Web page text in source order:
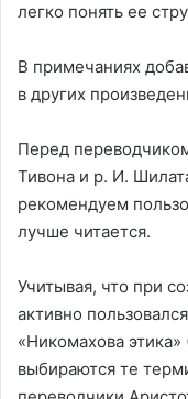
легко понять ее
В примечаниях
в других
Перед
Тивона и р. И.
рекомендуем
лучше читается.
Учитывая, что при
активно
«Никомахова
выбираются те